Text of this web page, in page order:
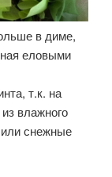
в диме,
еловыми
т.к. на
влажного
или снежные